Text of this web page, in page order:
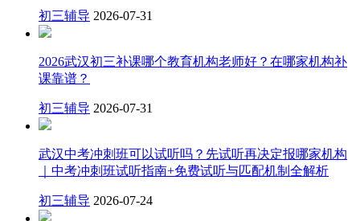
初三辅导 2026-07-31
2026武汉初三补课哪个教育机构老师好？在哪家机构补
课靠谱？
初三辅导 2026-07-31
武汉中考冲刺班可以试听吗？先试听再决定报哪家机构
｜中考冲刺班试听指南+免费试听与匹配机制全解析
初三辅导 2026-07-24